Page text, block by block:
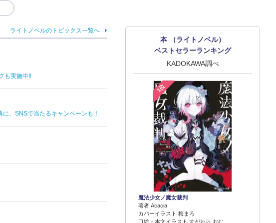
本 （ライトノベル）
ベストセラーランキング
KADOKAWA調べ
1位
魔法少女ノ魔女裁判
著者 Acacia
カバーイラスト 梅まろ
口絵・本文イラスト すがわら おむ
ライトノベルのトピックス一覧へ
も実施中!!
、SNSで当たるキャンペーンも！